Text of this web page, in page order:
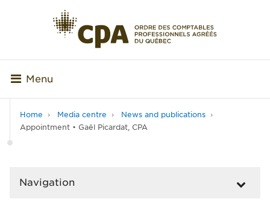
Menu
Home Media centre
News and publications
Appointment • Gaël Picardat, CPA
Navigation